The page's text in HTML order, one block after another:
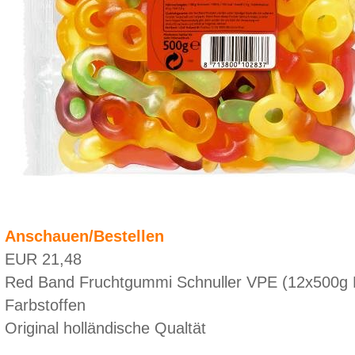
Anschauen/Bestellen
EUR 21,48
Red Band Fruchtgummi Schnuller VPE (12x500g
Farbstoffen
Original holländische Qualtät